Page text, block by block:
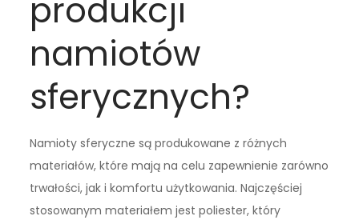
produkcji
namiotów
sferycznych?
Namioty sferyczne są produkowane z różnych
materiałów, które mają na celu zapewnienie zarówno
trwałości, jak i komfortu użytkowania. Najczęściej
stosowanym materiałem jest poliester, który